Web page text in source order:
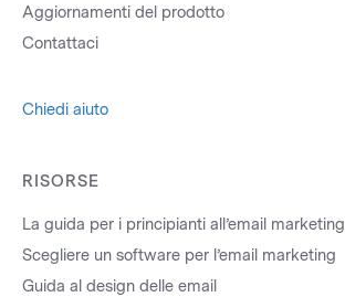
Aggiornamenti del prodotto
Contattaci
Chiedi aiuto
RISORSE
La guida per i principianti all’email marketing
Scegliere un software per l’email marketing
Guida al design delle email